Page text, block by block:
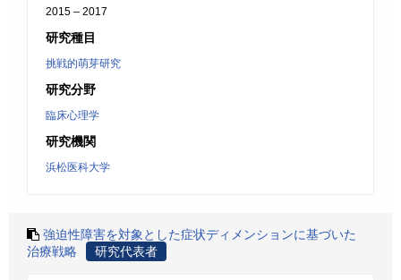
2015 – 2017
研究種目
挑戦的萌芽研究
研究分野
臨床心理学
研究機関
浜松医科大学
強迫性障害を対象とした症状ディメンションに基づいた
治療戦略
研究代表者